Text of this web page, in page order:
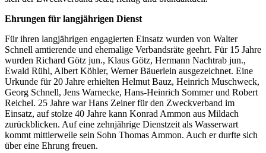
Ehrungen für langjährigen Dienst
Für ihren langjährigen engagierten Einsatz wurden von Walter
Schnell amtierende und ehemalige Verbandsräte geehrt. Für 15 Jahre
wurden Richard Götz jun., Klaus Götz, Hermann Nachtrab jun.,
Ewald Rühl, Albert Köhler, Werner Bäuerlein ausgezeichnet. Eine
Urkunde für 20 Jahre erhielten Helmut Bauz, Heinrich Muschweck,
Georg Schnell, Jens Warnecke, Hans-Heinrich Sommer und Robert
Reichel. 25 Jahre war Hans Zeiner für den Zweckverband im
Einsatz, auf stolze 40 Jahre kann Konrad Ammon aus Mildach
zurückblicken. Auf eine zehnjährige Dienstzeit als Wasserwart
kommt mittlerweile sein Sohn Thomas Ammon. Auch er durfte sich
über eine Ehrung freuen.